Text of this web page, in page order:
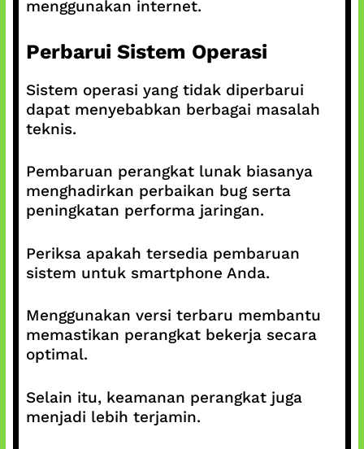
menggunakan internet.
Perbarui Sistem Operasi
Sistem operasi yang tidak diperbarui
dapat menyebabkan berbagai masalah
teknis.
Pembaruan perangkat lunak biasanya
menghadirkan perbaikan bug serta
peningkatan performa jaringan.
Periksa apakah tersedia pembaruan
sistem untuk smartphone Anda.
Menggunakan versi terbaru membantu
memastikan perangkat bekerja secara
optimal.
Selain itu, keamanan perangkat juga
menjadi lebih terjamin.